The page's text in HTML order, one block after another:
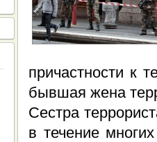
причастности к
бывшая жена
Сестра
в течение